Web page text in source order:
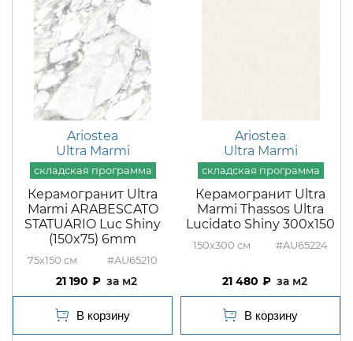
Ariostea
Ultra Marmi
Керамогранит Ultra
Marmi ARABESCATO
STATUARIO Luc Shiny
(150x75) 6mm
75x150 #AU65210
21 190 м2
Ariostea
Ultra Marmi
Керамогранит Ultra
Marmi Thassos Ultra
Lucidato Shiny 300x150
150x300 #AU65224
21 480 м2